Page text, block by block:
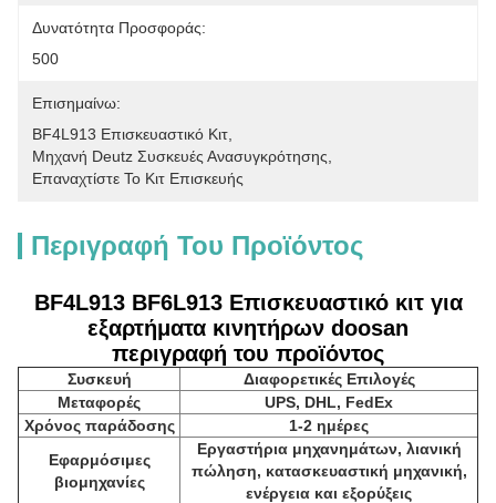
Δυνατότητα Προσφοράς:
500
Επισημαίνω:
BF4L913 Επισκευαστικό Κιτ
Μηχανή Deutz Συσκευές Ανασυγκρότησης
Επαναχτίστε Το Κιτ Επισκευής
Περιγραφή Του Προϊόντος
BF4L913 BF6L913 Επισκευαστικό κιτ για
εξαρτήματα κινητήρων doosan
περιγραφή του προϊόντος
Συσκευή
Διαφορετικές Επιλογές
Μεταφορές
UPS, DHL, FedEx
Χρόνος παράδοσης
1-2 ημέρες
Εφαρμόσιμες
βιομηχανίες
Εργαστήρια μηχανημάτων, λιανική
πώληση, κατασκευαστική μηχανική,
ενέργεια και εξορύξεις